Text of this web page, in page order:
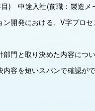
) 中途入社(前職：製造メ
開発における、V字プロ
門と取り決めた内容につ
内容を短いスパンで確認が